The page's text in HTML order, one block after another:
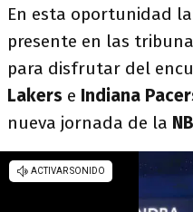
En esta oportunidad
presente en las
para disfrutar del
Lakers e Indiana
nueva jornada de la